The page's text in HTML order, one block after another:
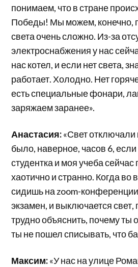
понимаем, что в стране
Победы! Мы можем, конечно,
света очень сложно. Из-за
электроснабжения у нас
нас котел, и если нет света,
работает. Холодно. Нет
есть специальные фонари,
заряжаем заранее».
Анастасия:«Свет отключали
было, наверное, часов 6,
студентка и моя учеба
хаотично и странно. Когда во
сидишь на zoom-
экзамен, и выключается свет,
трудно объяснить, почему ты
ты не пошел списывать, что
Максим:«У нас на улице